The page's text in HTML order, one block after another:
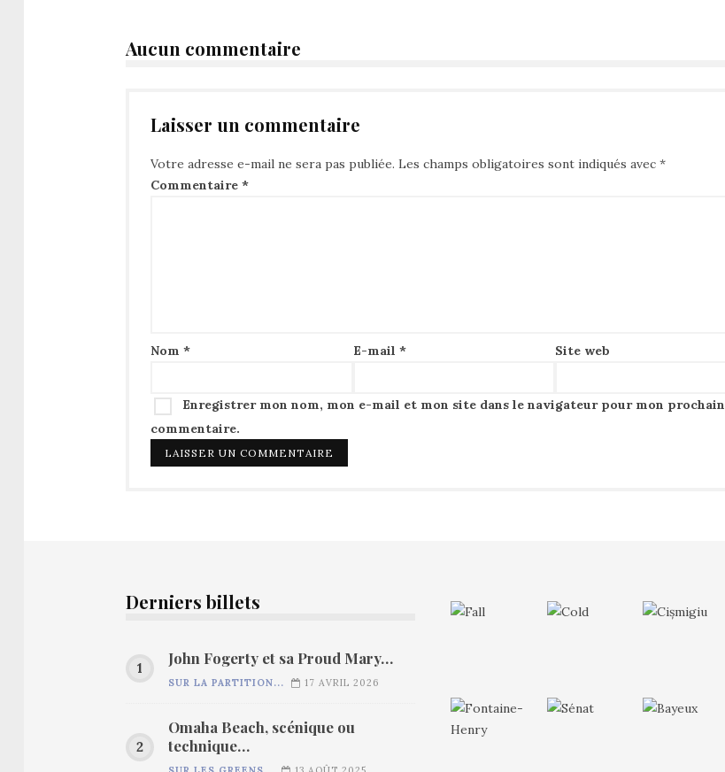
Aucun commentaire
Laisser un commentaire
Votre adresse e-mail ne sera pas publiée. Les champs obligatoires sont indiqués avec *
Commentaire *
Nom * E-mail * Site web
Enregistrer mon nom, mon e-mail et mon site dans le navigateur pour mon prochain
commentaire.
Derniers billets
John Fogerty et sa Proud Mary…
SUR LA PARTITION... 17 AVRIL 2026
Omaha Beach, scénique ou
technique…